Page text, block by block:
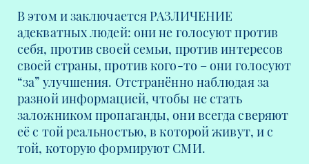
В этом и заключается РАЗЛИЧЕНИЕ
адекватных людей: они не голосуют против
себя, против своей семьи, против интересов
своей страны, против кого-то – они голосуют
“за” улучшения. Отстранённо наблюдая за
разной информацией, чтобы не стать
заложником пропаганды, они всегда сверяют
её с той реальностью, в которой живут, и с
той, которую формируют СМИ.